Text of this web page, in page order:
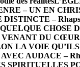
– UN EN
–
CHOSE
DU CŒUR
LA VOIE
AUDACE –
SPIRITUELLES